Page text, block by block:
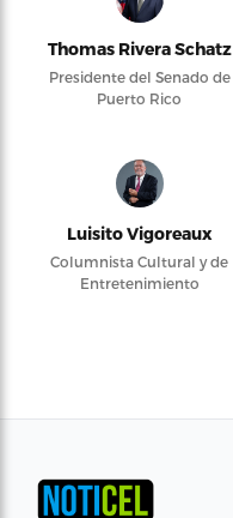
Thomas Rivera Schatz
Presidente del Senado de
Puerto Rico
Luisito Vigoreaux
Columnista Cultural y de
Entretenimiento